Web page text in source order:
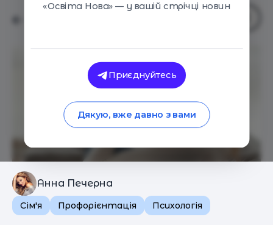
Анна Печерна
Сім'я Профорієнтація Психологія
«Освіта Нова» — у вашій стрічці новин
Приєднуйтесь
Дякую, вже давно з вами